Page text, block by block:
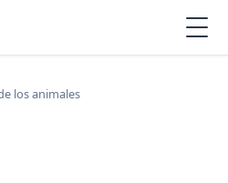
los animales